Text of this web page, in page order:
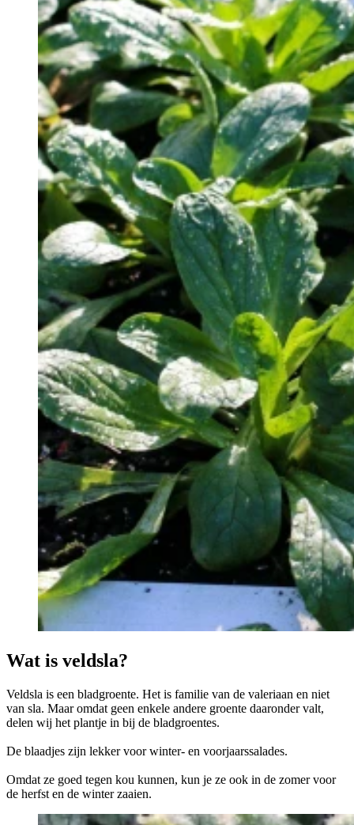
Wat is veldsla?
Veldsla is een bladgroente. Het is familie van de valeriaan en niet
van sla. Maar omdat geen enkele andere groente daaronder valt,
delen wij het plantje in bij de bladgroentes.
De blaadjes zijn lekker voor winter- en voorjaarssalades.
Omdat ze goed tegen kou kunnen, kun je ze ook in de zomer voor
de herfst en de winter zaaien.